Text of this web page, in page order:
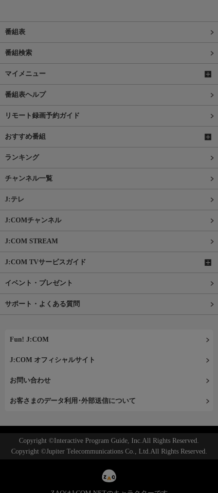
番組表
番組検索
マイメニュー
番組表ヘルプ
リモート録画予約ガイド
おすすめ番組
ランキング
チャンネル一覧
J:テレ
J:COMチャンネル
J:COM STREAM
J:COM TVサービスガイド
イベント・プレゼント
サポート・よくある質問
Fun! J:COM
J:COM オフィシャルサイト
お問い合わせ
お客さまのデータ利用･外部送信について
Copyright ©Interactive Program Guide, Inc.All Rights Reserved.
Copyright ©Jupiter Telecommunications Co., Ltd.All Rights Reserved.